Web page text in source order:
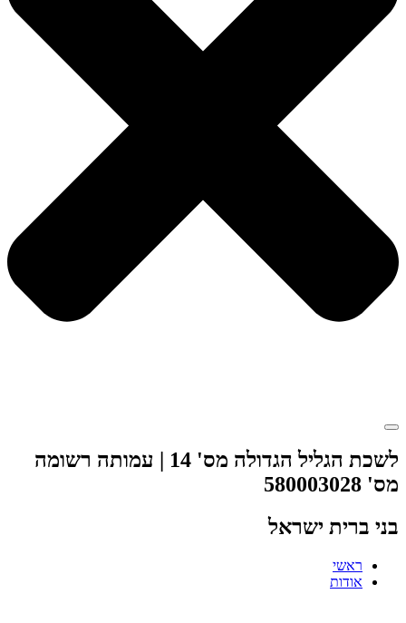
לשכת הגליל הגדולה מס' 14 | עמותה רשומה
מס' 580003028
בני ברית ישראל
ראשי
אודות